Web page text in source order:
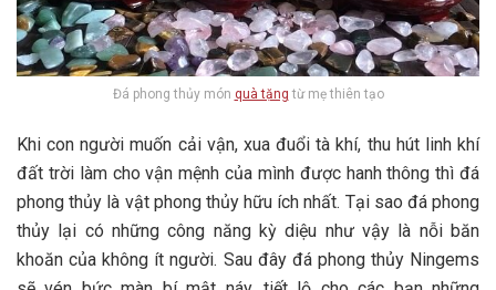
Đá phong thủy món quà tặng từ mẹ thiên tạo
Khi con người muốn cải vận, xua đuổi tà khí, thu hút linh khí
đất trời làm cho vận mệnh của mình được hanh thông thì đá
phong thủy là vật phong thủy hữu ích nhất. Tại sao đá phong
thủy lại có những công năng kỳ diệu như vậy là nỗi băn
khoăn của không ít người. Sau đây đá phong thủy Ningems